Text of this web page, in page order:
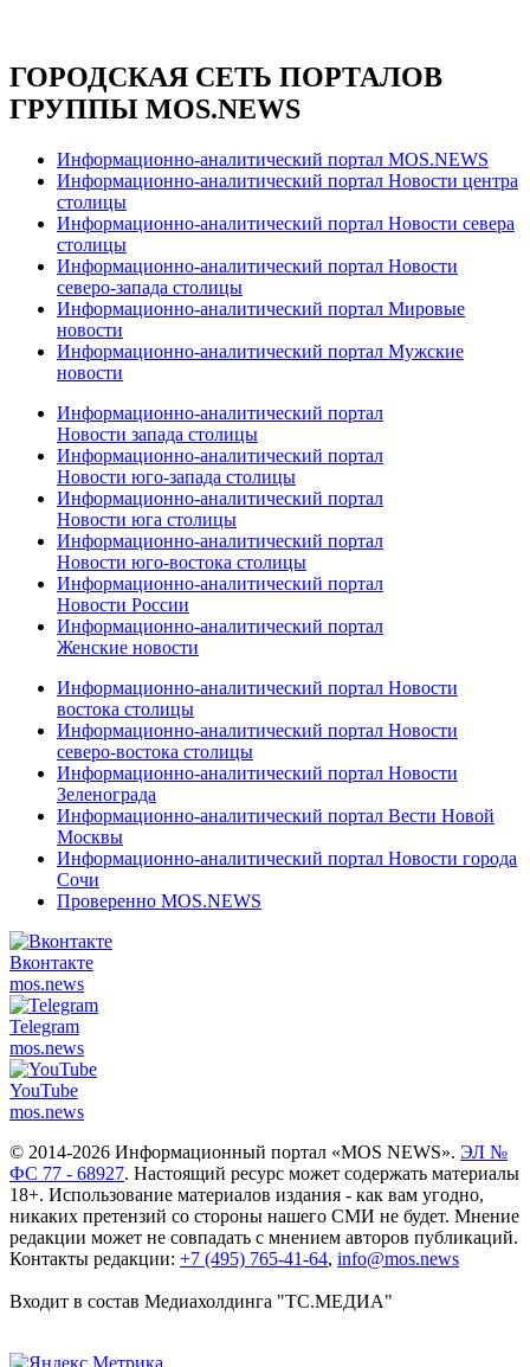
ГОРОДСКАЯ СЕТЬ ПОРТАЛОВ
ГРУППЫ MOS.NEWS
Информационно-аналитический портал MOS.NEWS
Информационно-аналитический портал Новости центра
столицы
Информационно-аналитический портал Новости севера
столицы
Информационно-аналитический портал Новости
северо-запада столицы
Информационно-аналитический портал Мировые
новости
Информационно-аналитический портал Мужские
новости
Информационно-аналитический портал
Новости запада столицы
Информационно-аналитический портал
Новости юго-запада столицы
Информационно-аналитический портал
Новости юга столицы
Информационно-аналитический портал
Новости юго-востока столицы
Информационно-аналитический портал
Новости России
Информационно-аналитический портал
Женские новости
Информационно-аналитический портал Новости
востока столицы
Информационно-аналитический портал Новости
северо-востока столицы
Информационно-аналитический портал Новости
Зеленограда
Информационно-аналитический портал Вести Новой
Москвы
Информационно-аналитический портал Новости города
Сочи
Проверенно MOS.NEWS
Вконтакте
mos.news
Telegram
mos.news
YouTube
mos.news
© 2014-2026 Информационный портал «MOS NEWS». ЭЛ №
ФС 77 - 68927. Настоящий ресурс может содержать материалы
18+. Использование материалов издания - как вам угодно,
никаких претензий со стороны нашего СМИ не будет. Мнение
редакции может не совпадать с мнением авторов публикаций.
Контакты редакции: +7 (495) 765-41-64, info@mos.news
Входит в состав Медиахолдинга "ТС.МЕДИА"